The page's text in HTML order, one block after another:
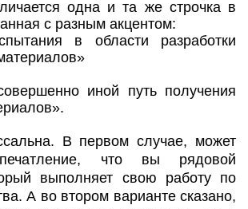
одна и та же строчка в
с разным акцентом:
в области разработки
иной путь получения
В первом случае, может
что вы рядовой
выполняет свою работу по
А во втором варианте сказано,